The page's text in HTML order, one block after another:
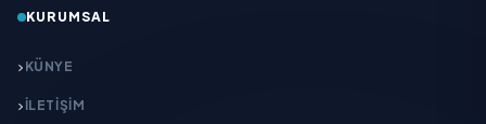
KURUMSAL
KÜNYE
İLETIŞIM